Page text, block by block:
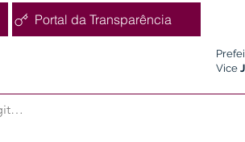
Portal da Transparência
Vice